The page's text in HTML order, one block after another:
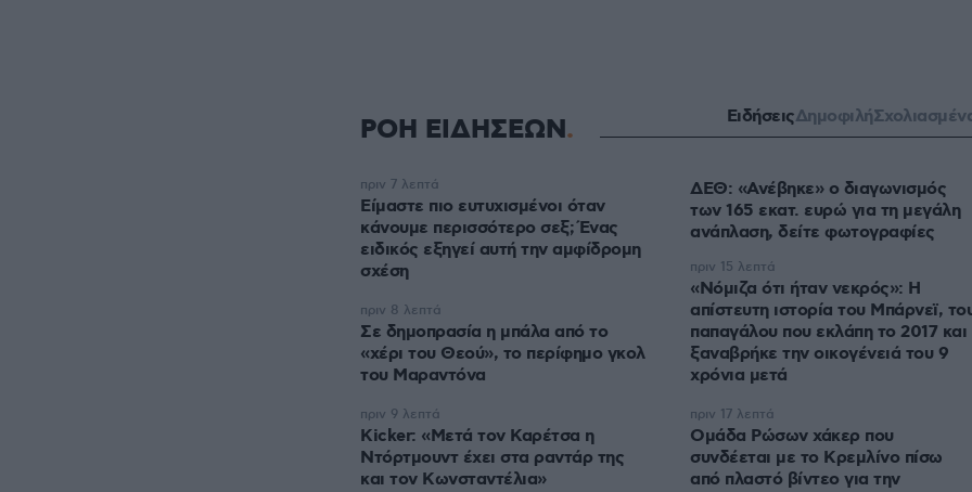
ΡΟΗ ΕΙΔΗΣΕΩΝ ΕιδήσειςΔημοφιλή
Είμαστε πιο ευτυχισμένοι όταν
κάνουμε περισσότερο σεξ; Ένας
ειδικός εξηγεί αυτή την αμφίδρομη
σχέση
πριν 7 λεπτά
Σε δημοπρασία η μπάλα από το
«χέρι του Θεού», το περίφημο γκολ
του Μαραντόνα
πριν 8 λεπτά
Kicker: «Μετά τον Καρέτσα η
Ντόρτμουντ έχει στα ραντάρ της
και τον Κωνσταντέλια»
πριν 9 λεπτά
ΔΕΘ: «Ανέβηκε» ο διαγωνισμός
των 165 εκατ. ευρώ για τη μεγάλη
ανάπλαση, δείτε φωτογραφίες
«Νόμιζα ότι ήταν νεκρός»: Η
απίστευτη ιστορία του Μπάρνεϊ,
παπαγάλου που εκλάπη το 2017 και
ξαναβρήκε την οικογένειά του 9
χρόνια μετά
πριν 15 λεπτά
Ομάδα Ρώσων χάκερ που
συνδέεται με το Κρεμλίνο πίσω
από πλαστό βίντεο για την
πριν 17 λεπτά